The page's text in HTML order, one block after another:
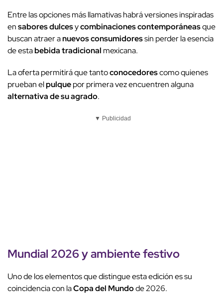
Entre las opciones más llamativas habrá versiones inspiradas
ensabores dulcesycombinaciones contemporáneasque
buscan atraer anuevos consumidoressin perder la esencia
de estabebida tradicional mexicana.
La oferta permitirá que tantoconocedorescomo quienes
prueban elpulquepor primera vez encuentren alguna
alternativa de su agrado.
▼ Publicidad
Mundial 2026 yambiente festivo
Uno de los elementos que distingue esta edición es su
coincidencia con laCopa del Mundode 2026.